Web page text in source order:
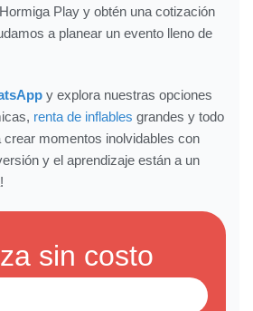
Play y obtén una cotización
a planear un evento lleno de
y explora nuestras opciones
renta de inflables grandes y todo
crear momentos inolvidables con
y el aprendizaje están a un
sin costo